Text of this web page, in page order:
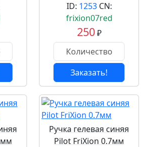
ID: 1253CN:
frixion07red
250₽
Заказать!
Ручка гелевая синяя
Pilot FriXion 0.7мм